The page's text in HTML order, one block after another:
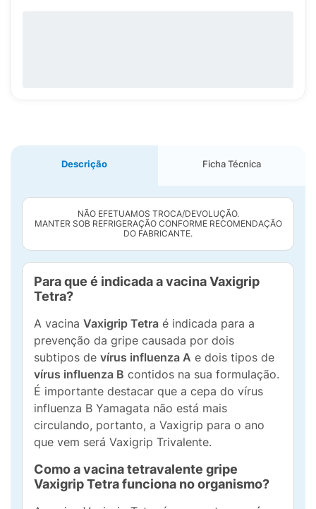
Descrição Ficha Técnica
NÃO EFETUAMOS TROCA/DEVOLUÇÃO.
MANTER SOB REFRIGERAÇÃO CONFORME RECOMENDAÇÃO
DO FABRICANTE.
Para que é indicada a vacina Vaxigrip
Tetra?
A vacina Vaxigrip Tetra é indicada para a
prevenção da gripe causada por dois
subtipos de vírus influenza A e dois tipos de
vírus influenza B contidos na sua formulação.
É importante destacar que a cepa do vírus
influenza B Yamagata não está mais
circulando, portanto, a Vaxigrip para o ano
que vem será Vaxigrip Trivalente.
Como a vacina tetravalente gripe
Vaxigrip Tetra funciona no organismo?